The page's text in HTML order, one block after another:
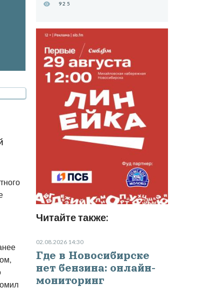
925
Читайте также:
02.08.2026 14:30
Где в Новосибирске
нет бензина: онлайн-
мониторинг